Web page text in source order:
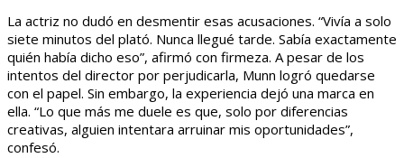
La actriz no dudó en desmentir esas acusaciones. “Vivía a solo
siete minutos del plató. Nunca llegué tarde. Sabía exactamente
quién había dicho eso”, afirmó con firmeza. A pesar de los
intentos del director por perjudicarla, Munn logró quedarse
con el papel. Sin embargo, la experiencia dejó una marca en
ella. “Lo que más me duele es que, solo por diferencias
creativas, alguien intentara arruinar mis oportunidades”,
confesó.